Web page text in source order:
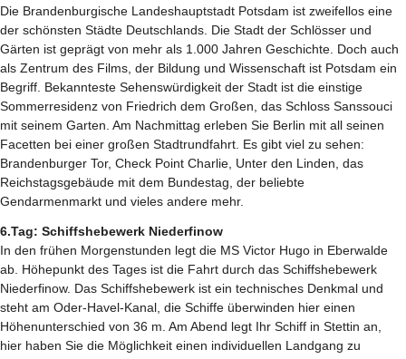
Die Brandenburgische Landeshauptstadt Potsdam ist zweifellos eine
der schönsten Städte Deutschlands. Die Stadt der Schlösser und
Gärten ist geprägt von mehr als 1.000 Jahren Geschichte. Doch auch
als Zentrum des Films, der Bildung und Wissenschaft ist Potsdam ein
Begriff. Bekannteste Sehenswürdigkeit der Stadt ist die einstige
Sommerresidenz von Friedrich dem Großen, das Schloss Sanssouci
mit seinem Garten. Am Nachmittag erleben Sie Berlin mit all seinen
Facetten bei einer großen Stadtrundfahrt. Es gibt viel zu sehen:
Brandenburger Tor, Check Point Charlie, Unter den Linden, das
Reichstagsgebäude mit dem Bundestag, der beliebte
Gendarmenmarkt und vieles andere mehr.
6.Tag: Schiffshebewerk Niederfinow
In den frühen Morgenstunden legt die MS Victor Hugo in Eberwalde
ab. Höhepunkt des Tages ist die Fahrt durch das Schiffshebewerk
Niederfinow. Das Schiffshebewerk ist ein technisches Denkmal und
steht am Oder-Havel-Kanal, die Schiffe überwinden hier einen
Höhenunterschied von 36 m. Am Abend legt Ihr Schiff in Stettin an,
hier haben Sie die Möglichkeit einen individuellen Landgang zu